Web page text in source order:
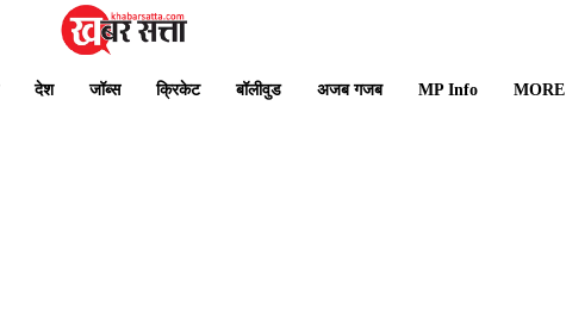
देश जॉब्स क्रिकेट बॉलीवुड अजब गजब MP Info MORE